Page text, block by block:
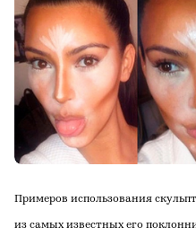
Примеров использования
из самых известных его